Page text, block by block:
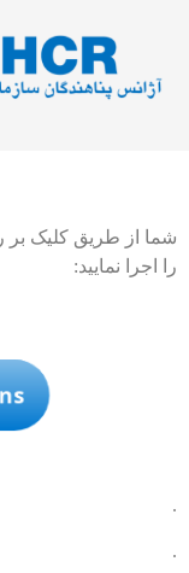
شما از طریق کلیک بر
را اجرا نمایید:
.
.